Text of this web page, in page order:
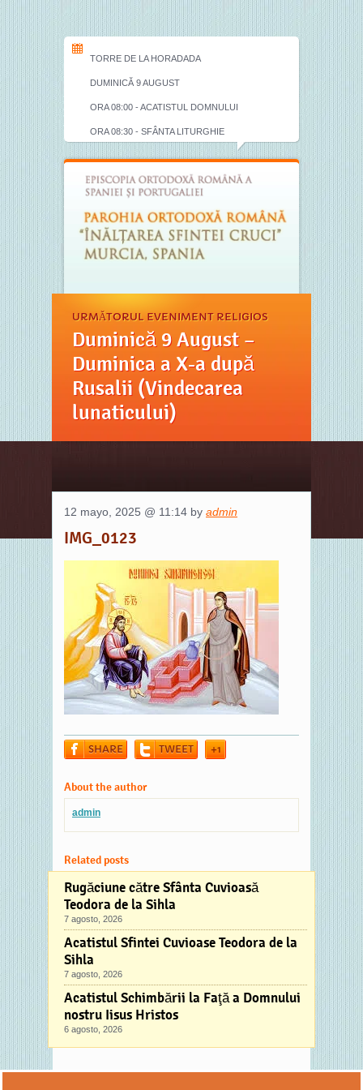
TORRE DE LA HORADADA
DUMINICĂ 9 AUGUST
ORA 08:00 - ACATISTUL DOMNULUI
ORA 08:30 - SFÂNTA LITURGHIE
URMĂTORUL EVENIMENT RELIGIOS
Duminică 9 August –
Duminica a X-a după
Rusalii (Vindecarea
lunaticului)
12 mayo, 2025 @ 11:14 by admin
IMG_0123
SHARE TWEET +1
About the author
admin
Related posts
Rugăciune către Sfânta Cuvioasă
Teodora de la Sihla
7 agosto, 2026
Acatistul Sfintei Cuvioase Teodora de la
Sihla
7 agosto, 2026
Acatistul Schimbării la Faţă a Domnului
nostru Iisus Hristos
6 agosto, 2026
Comments